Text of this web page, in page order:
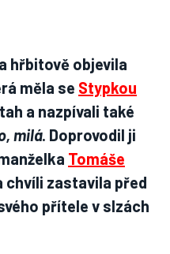
hřbitově objevila
měla se Stypkou
a nazpívali také
milá. Doprovodil ji
Tomáše
chvíli zastavila před
přítele v slzách